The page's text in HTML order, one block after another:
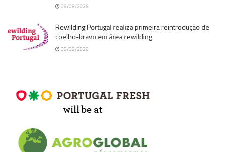
06/08/2026
Rewilding Portugal realiza primeira reintrodução de
coelho-bravo em área rewilding
06/08/2026